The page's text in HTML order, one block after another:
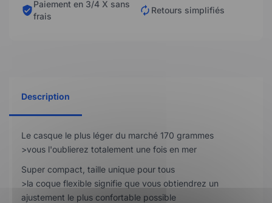
Paiement en 3/4 X sans
frais
Retours simplifiés
Description
Le casque le plus léger du marché 170 grammes
>vous l'oublierez totalement une fois en mer
Super compact, taille unique pour tous
>la coque flexible signifie que vous obtiendrez un
ajustement le plus confortable possible